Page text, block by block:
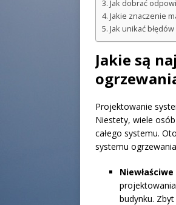
Jak dobrać
Jakie znaczenie
Jak unikać
Jakie są
Projektowanie
Niestety, wiele osób
całego systemu.
systemu
budynku.